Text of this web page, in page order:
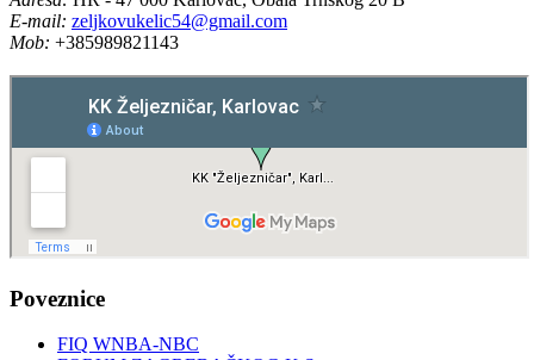
E-mail: zeljkovukelic54@gmail.com
Mob: +385989821143
Poveznice
FIQ WNBA-NBC